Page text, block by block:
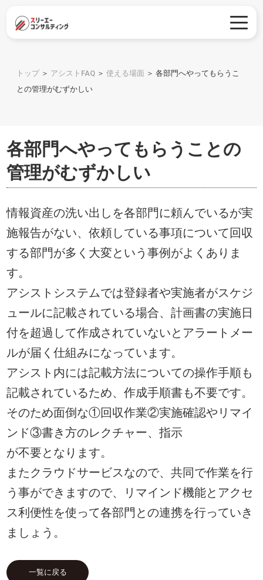
トップ ＞ アシストFAQ ＞ 使える場面 ＞ 各部門へやってもらうこ
との管理がむずかしい
各部門へやってもらうことの
管理がむずかしい
情報資産の洗い出しを各部門に頼んでいるが実
施報告がない、依頼している事項について回収
する部門が多く大変という事例がよくありま
す。
アシストシステムでは登録者や実施者がスケジ
ュールに記載されている場合、計画書の実施日
付を超過して作成されていないとアラートメー
ルが届く仕組みになっています。
アシスト内には記載方法についての操作手順も
記載されているため、作成手順書も不要です。
そのため面倒な①回収作業②実施確認やリマイ
ンド③書き方のレクチャー、指示
が不要となります。
またクラウドサービスなので、共同で作業を行
う事ができますので、リマインド機能とアクセ
ス利便性を使って各部門との連携を行っていき
ましょう。
一覧に戻る